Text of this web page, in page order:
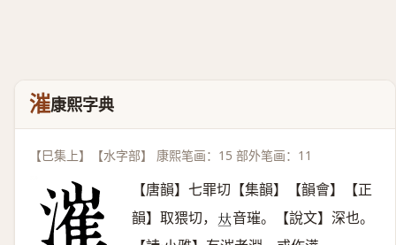
漼康熙字典
【巳集上】【水字部】 康熙笔画：15 部外笔画：11
【唐韻】七罪切【集韻】【韻會】【正
韻】取猥切， 𠀤音璀。【說文】深也。